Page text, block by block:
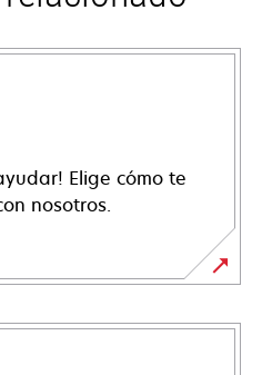
Elige cómo te
nosotros.